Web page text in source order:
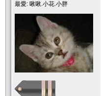
最愛: 啾啾.小花.小胖